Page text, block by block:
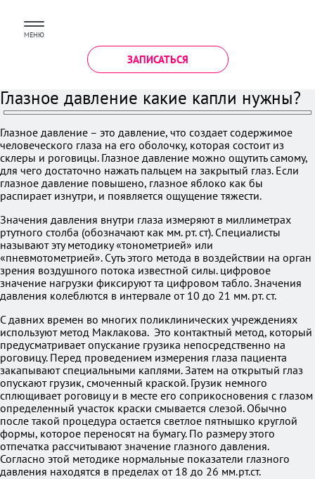
МЕНЮ
ЗАПИСАТЬСЯ
Глазное давление какие капли нужны?
Глазное давление – это давление, что создает содержимое
человеческого глаза на его оболочку, которая состоит из
склеры и роговицы. Глазное давление можно ощутить самому,
для чего достаточно нажать пальцем на закрытый глаз. Если
глазное давление повышено, глазное яблоко как бы
распирает изнутри, и появляется ощущение тяжести.
Значения давления внутри глаза измеряют в миллиметрах
ртутного столба (обозначают как мм. рт. ст). Специалисты
называют эту методику «тонометрией» или
«пневмотометрией». Суть этого метода в воздействии на орган
зрения воздушного потока известной силы. цифровое
значение нагрузки фиксируют та цифровом табло. Значения
давления колеблются в интервале от 10 до 21 мм. рт. ст.
С давних времен во многих поликлинических учреждениях
используют метод Маклакова. Это контактный метод, который
предусматривает опускание грузика непосредственно на
роговицу. Перед проведением измерения глаза пациента
закапывают специальными каплями. Затем на открытый глаз
опускают грузик, смоченный краской. Грузик немного
сплющивает роговицу и в месте его соприкосновения с глазом
определенный участок краски смывается слезой. Обычно
после такой процедура остается светлое пятнышко круглой
формы, которое переносят на бумагу. По размеру этого
отпечатка рассчитывают значение глазного давления.
Согласно этой методике нормальные показатели глазного
давления находятся в пределах от 18 до 26 мм.рт.ст.